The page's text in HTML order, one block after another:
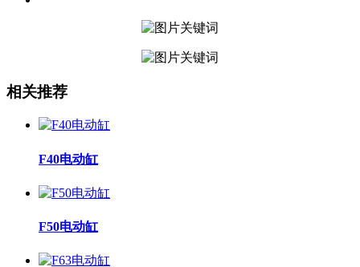
相关推荐
F40电动缸
F50电动缸